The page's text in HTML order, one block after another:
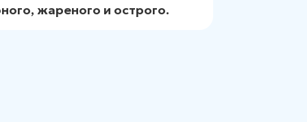
жареного и острого.